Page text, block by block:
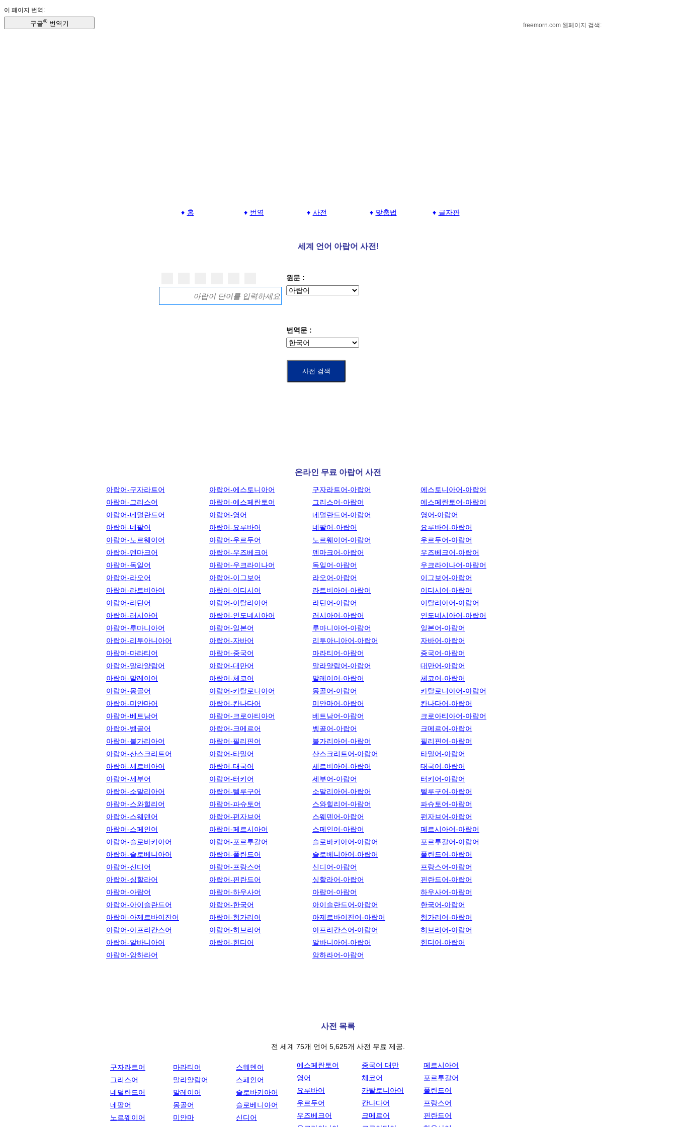
freemorn.com 웹페이지 검색:
이 페이지 번역:
구글®번역기
홈 번역 사전 맞춤법 글자판
세계 언어 아랍어 사전!
원문 :
번역문 :
온라인 무료 아랍어 사전
아랍어-구자라트어
아랍어-그리스어
아랍어-네덜란드어
아랍어-네팔어
아랍어-노르웨이어
아랍어-덴마크어
아랍어-독일어
아랍어-라오어
아랍어-라트비아어
아랍어-라틴어
아랍어-러시아어
아랍어-루마니아어
아랍어-리투아니아어
아랍어-마라티어
아랍어-말라얄람어
아랍어-말레이어
아랍어-몽골어
아랍어-미얀마어
아랍어-베트남어
아랍어-벵골어
아랍어-불가리아어
아랍어-산스크리트어
아랍어-세르비아어
아랍어-세부어
아랍어-소말리아어
아랍어-스와힐리어
아랍어-스웨덴어
아랍어-스페인어
아랍어-슬로바키아어
아랍어-슬로베니아어
아랍어-신디어
아랍어-싱할라어
아랍어-아랍어
아랍어-아이슬란드어
아랍어-아제르바이잔어
아랍어-아프리칸스어
아랍어-알바니아어
아랍어-암하라어
아랍어-에스토니아어
아랍어-에스페란토어
아랍어-영어
아랍어-요루바어
아랍어-우르두어
아랍어-우즈베크어
아랍어-우크라이나어
아랍어-이그보어
아랍어-이디시어
아랍어-이탈리아어
아랍어-인도네시아어
아랍어-일본어
아랍어-자바어
아랍어-중국어
아랍어-대만어
아랍어-체코어
아랍어-카탈로니아어
아랍어-칸나다어
아랍어-크로아티아어
아랍어-크메르어
아랍어-필리핀어
아랍어-타밀어
아랍어-태국어
아랍어-터키어
아랍어-텔루구어
아랍어-파슈토어
아랍어-펀자브어
아랍어-페르시아어
아랍어-포르투갈어
아랍어-폴란드어
아랍어-프랑스어
아랍어-핀란드어
아랍어-하우사어
아랍어-한국어
아랍어-헝가리어
아랍어-히브리어
아랍어-힌디어
구자라트어-아랍어
그리스어-아랍어
네덜란드어-아랍어
네팔어-아랍어
노르웨이어-아랍어
덴마크어-아랍어
독일어-아랍어
라오어-아랍어
라트비아어-아랍어
라틴어-아랍어
러시아어-아랍어
루마니아어-아랍어
리투아니아어-아랍어
마라티어-아랍어
말라얄람어-아랍어
말레이어-아랍어
몽골어-아랍어
미얀마어-아랍어
베트남어-아랍어
벵골어-아랍어
불가리아어-아랍어
산스크리트어-아랍어
세르비아어-아랍어
세부어-아랍어
소말리아어-아랍어
스와힐리어-아랍어
스웨덴어-아랍어
스페인어-아랍어
슬로바키아어-아랍어
슬로베니아어-아랍어
신디어-아랍어
싱할라어-아랍어
아랍어-아랍어
아이슬란드어-아랍어
아제르바이잔어-아랍어
아프리칸스어-아랍어
알바니아어-아랍어
암하라어-아랍어
에스토니아어-아랍어
에스페란토어-아랍어
영어-아랍어
요루바어-아랍어
우르두어-아랍어
우즈베크어-아랍어
우크라이나어-아랍어
이그보어-아랍어
이디시어-아랍어
이탈리아어-아랍어
인도네시아어-아랍어
일본어-아랍어
자바어-아랍어
중국어-아랍어
대만어-아랍어
체코어-아랍어
카탈로니아어-아랍어
칸나다어-아랍어
크로아티아어-아랍어
크메르어-아랍어
필리핀어-아랍어
타밀어-아랍어
태국어-아랍어
터키어-아랍어
텔루구어-아랍어
파슈토어-아랍어
펀자브어-아랍어
페르시아어-아랍어
포르투갈어-아랍어
폴란드어-아랍어
프랑스어-아랍어
핀란드어-아랍어
하우사어-아랍어
한국어-아랍어
헝가리어-아랍어
히브리어-아랍어
힌디어-아랍어
사전 목록
전 세계 75개 언어 5,625개 사전 무료 제공.
구자라트어
그리스어
네덜란드어
네팔어
노르웨이어
마라티어
말라얄람어
말레이어
몽골어
미얀마
스웨덴어
스페인어
슬로바키아어
슬로베니아어
신디어
에스페란토어
영어
요루바어
우르두어
우즈베크어
중국어 대만
체코어
카탈로니아어
칸나다어
크메르어
페르시아어
포르투갈어
폴란드어
프랑스어
핀란드어